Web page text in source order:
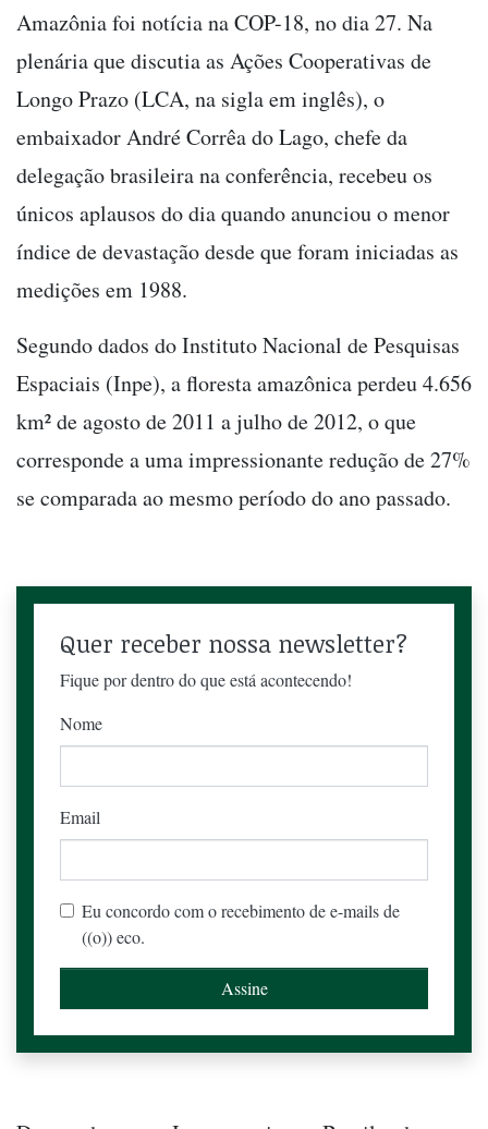
Amazônia foi notícia na COP-18, no dia 27. Na
plenária que discutia as Ações Cooperativas de
Longo Prazo (LCA, na sigla em inglês), o
embaixador André Corrêa do Lago, chefe da
delegação brasileira na conferência, recebeu os
únicos aplausos do dia quando anunciou o menor
índice de devastação desde que foram iniciadas as
medições em 1988.
Segundo dados do Instituto Nacional de Pesquisas
Espaciais (Inpe), a floresta amazônica perdeu 4.656
km² de agosto de 2011 a julho de 2012, o que
corresponde a uma impressionante redução de 27%
se comparada ao mesmo período do ano passado.
Quer receber nossa newsletter?
Fique por dentro do que está acontecendo!
Nome
Email
Eu concordo com o recebimento de e-mails de
((o)) eco.